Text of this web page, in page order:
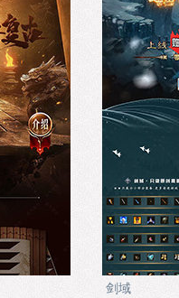
剑域